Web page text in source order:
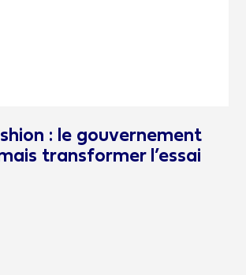
: le gouvernement
transformer l’essai